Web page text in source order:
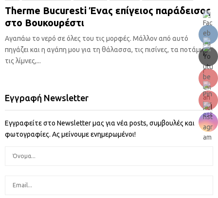
Therme Bucuresti Ένας επίγειος παράδεισος
στο Βουκουρέστι
Αγαπάω το νερό σε όλες του τις μορφές. Μάλλον από αυτό
πηγάζει και η αγάπη μου για τη θάλασσα, τις πισίνες, τα ποτάμια,
τις λίμνες,...
Εγγραφή Newsletter
Εγγραφείτε στο Newsletter μας για νέα posts, συμβουλές και
φωτογραφίες. Ας μείνουμε ενημερωμένοι!